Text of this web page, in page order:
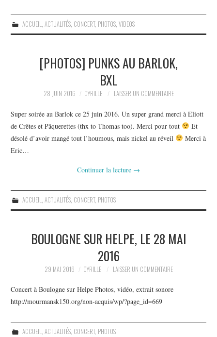
ACCUEIL, ACTUALITÉS, CONCERT, PHOTOS, VIDEOS
[PHOTOS] PUNKS AU BARLOK,
BXL
28 JUIN 2016 CYRILLE LAISSER UN COMMENTAIRE
Super soirée au Barlok ce 25 juin 2016. Un super grand merci à Eliott
de Crêtes et Pâquerettes (thx to Thomas too). Merci pour tout
Et
désolé d’avoir mangé tout l’houmous, mais nickel au réveil
Merci à
Eric…
Continuer la lecture →
ACCUEIL ACTUALITÉS, CONCERT, PHOTOS
BOULOGNE SUR HELPE, LE 28 MAI
2016
29 MAI 2016 CYRILLE LAISSER UN COMMENTAIRE
Concert à Boulogne sur Helpe Photos, vidéo, extrait sonore
http://mourmansk150.org/non-acquis/wp/?page_id=669
ACCUEIL, ACTUALITÉS, CONCERT, PHOTOS